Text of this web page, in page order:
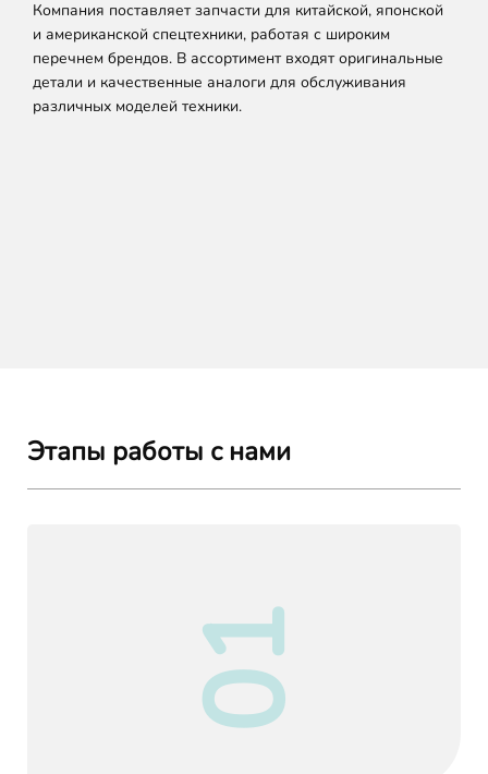
Компания поставляет запчасти для китайской, японской
и американской спецтехники, работая с широким
перечнем брендов. В ассортимент входят оригинальные
детали и качественные аналоги для обслуживания
различных моделей техники.
Этапы работы с нами
01